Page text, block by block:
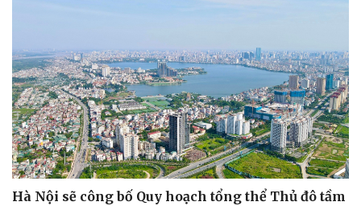
Thể thao
Bóng đá
Lịch thi đấu bóng đá
Thế giới thể thao
Ô tô - Xe máy
Ô tô
Xe máy
Tư vấn
Hà Nội sẽ công bố Quy hoạch tổng thể Thủ đô tầm